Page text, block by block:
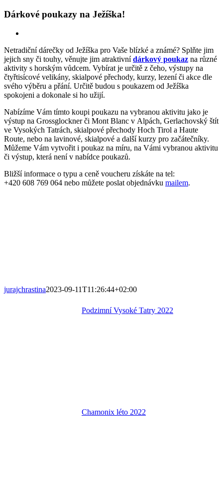
Dárkové poukazy na Ježíška!
Netradiční dárečky od Ježíška pro Vaše blízké a známé? Splňte jim
jejich sny či touhy, věnujte jim atraktivnídárkový poukaz na různé
aktivity s horským vůdcem. Vybírat je určitě z čeho, výstupy na
čtyřtisícové velikány, skialpové přechody, kurzy, lezení či akce dle
svého výběru a přání. Určitě budou s poukazem od Ježíška
spokojeni a dokonale si ho užijí.
Nabízíme Vám tímto koupi poukazu na vybranou aktivitu jako je
výstup na Grossglockner či Mont Blanc v Alpách, Gerlachovský štít
ve Vysokých Tatrách, skialpové přechody Hoch Tirol a Haute
Route, nebo na lavinové, skialpové a další kurzy pro začátečníky.
Můžeme Vám vytvořit i poukaz na míru, na Vámi vybranou aktivitu
či výstup, která není v nabídce poukazů.
Bližší informace o typu a ceně voucheru získáte na tel:
+420 608 769 064 nebo můžete poslat objednávku mailem.
jurajchrastina2023-09-11T11:26:44+02:00
Podzimní Vysoké Tatry 2022
Chamonix léto 2022